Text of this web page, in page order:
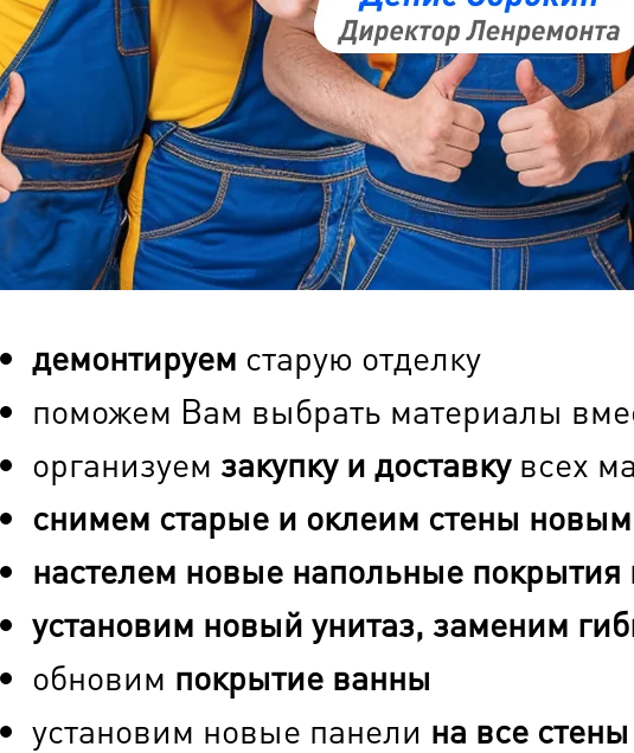
демонтируем старую отделку
поможем Вам выбрать материалы
организуем закупку и доставкувсех
снимем старые и оклеим стены
настелем новые напольные
установим новый унитаз, заменим
обновим покрытие ванны
установим новые панели на все